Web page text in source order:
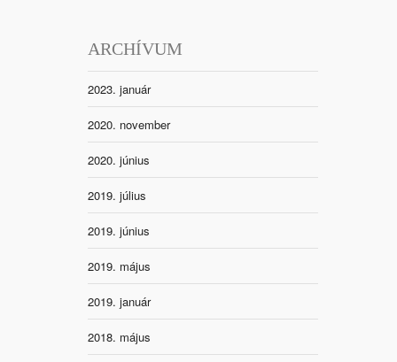
ARCHÍVUM
2023. január
2020. november
2020. június
2019. július
2019. június
2019. május
2019. január
2018. május